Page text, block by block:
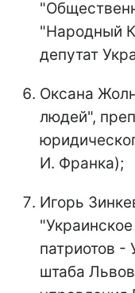
"Народный
депутат
Оксана
людей",
И. Франка);
Игорь
патриотов -
штаба